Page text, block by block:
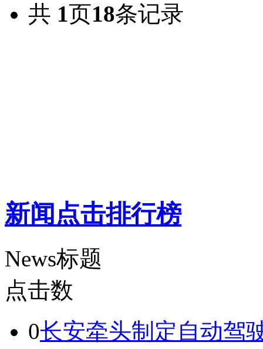
共 1页18条记录
新闻点击排行榜
News标题
点击数
0长安牵头制定自动驾